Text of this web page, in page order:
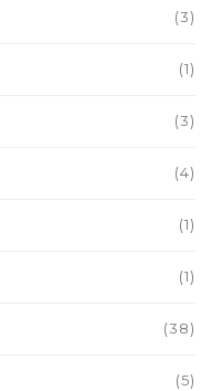
(3)
(1)
(3)
(4)
(1)
(1)
(38)
(5)